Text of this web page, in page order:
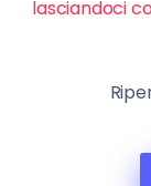
lasciandoci